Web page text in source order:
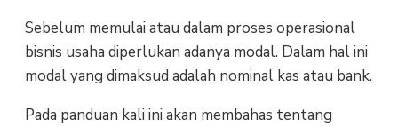
Sebelum memulai atau dalam proses operasional
bisnis usaha diperlukan adanya modal. Dalam hal ini
modal yang dimaksud adalah nominal kas atau bank.
Pada panduan kali ini akan membahas tentang